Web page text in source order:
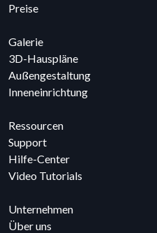
Preise
Galerie
3D-Hauspläne
Außengestaltung
Inneneinrichtung
Ressourcen
Support
Hilfe-Center
Video Tutorials
Unternehmen
Über uns